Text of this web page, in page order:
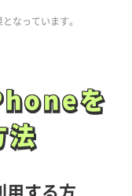
なっています。
を
法
を
法
用する方